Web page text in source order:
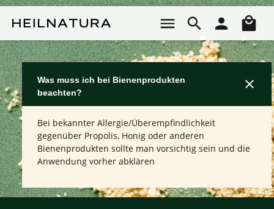
Was muss ich bei Bienenprodukten
beachten?
Bei bekannter Allergie/Überempfindlichkeit
gegenüber Propolis, Honig oder anderen
Bienenprodukten sollte man vorsichtig sein und die
Anwendung vorher abklären